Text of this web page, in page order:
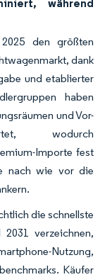
den größten
dank
und etablierter
haben
und Vor-
wodurch
Importe fest
nach wie vor die
die schnellste
verzeichnen,
Nutzung,
Käufer